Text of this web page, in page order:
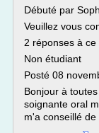
Débuté par
Veuillez vous
2 réponses à ce
Non étudiant
Posté 08
Bonjour à
soignante oral
m'a conseillé de